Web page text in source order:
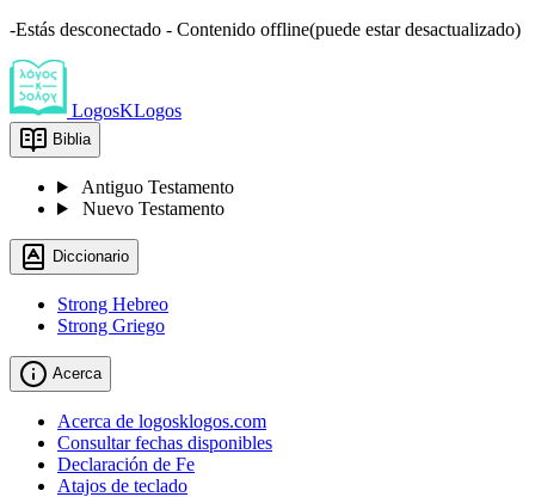
-Estás desconectado - Contenido offline(puede estar desactualizado)
LogosKLogos
Biblia
Antiguo Testamento
Nuevo Testamento
Diccionario
Strong Hebreo
Strong Griego
Acerca
Acerca de logosklogos.com
Consultar fechas disponibles
Declaración de Fe
Atajos de teclado